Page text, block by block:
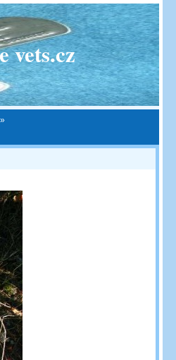
vets.cz
»